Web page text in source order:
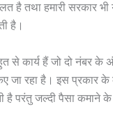
है तथा हमारी सरकार
है।
कार्य हैं जो दो नंबर के
जा रहा है। इस प्रकार
है परंतु जल्दी पैसा कमाने